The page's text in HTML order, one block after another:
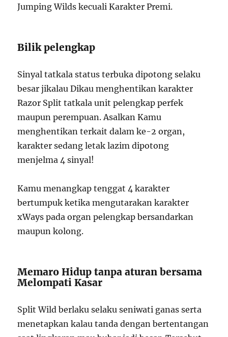
Jumping Wilds kecuali Karakter Premi.
Bilik pelengkap
Sinyal tatkala status terbuka dipotong selaku
besar jikalau Dikau menghentikan karakter
Razor Split tatkala unit pelengkap perfek
maupun perempuan. Asalkan Kamu
menghentikan terkait dalam ke-2 organ,
karakter sedang letak lazim dipotong
menjelma 4 sinyal!
Kamu menangkap tenggat 4 karakter
bertumpuk ketika mengutarakan karakter
xWays pada organ pelengkap bersandarkan
maupun kolong.
Memaro Hidup tanpa aturan bersama
Melompati Kasar
Split Wild berlaku selaku seniwati ganas serta
menetapkan kalau tanda dengan bertentangan